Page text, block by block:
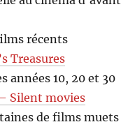
récents
Treasures
années 10, 20 et 30
Silent movies
de films